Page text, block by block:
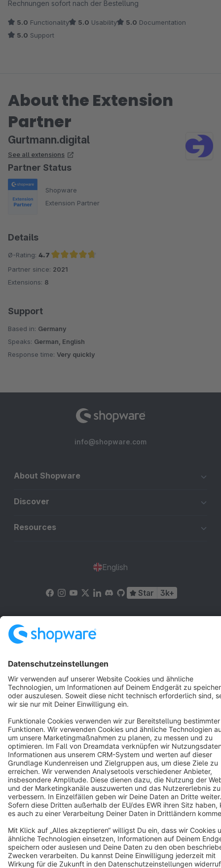
Rechnungen sofort nach der Bestellung
5.0 Functionality 5.0 Usability 5.0 Documentation
5.0 Support
About the Extension
Partner
Gurtmann.digital
See all extensions
Partner Status
Shopware
Extension Partner
Details
Ø-Rating: 4.7
Average rating of 4.7 out of 5 stars
Partner since: 2021
Extensions: 8
Support
Based in: Germany
Speaks: German, English
Response time: Very quickly
info@shopware.com
About Shopware
Discover
Resources
English
Star 3k+
Terms & Conditions
Copyright © shopware AG - All rights reserved
Notice: * All prices are quoted net of the statutory value-added tax